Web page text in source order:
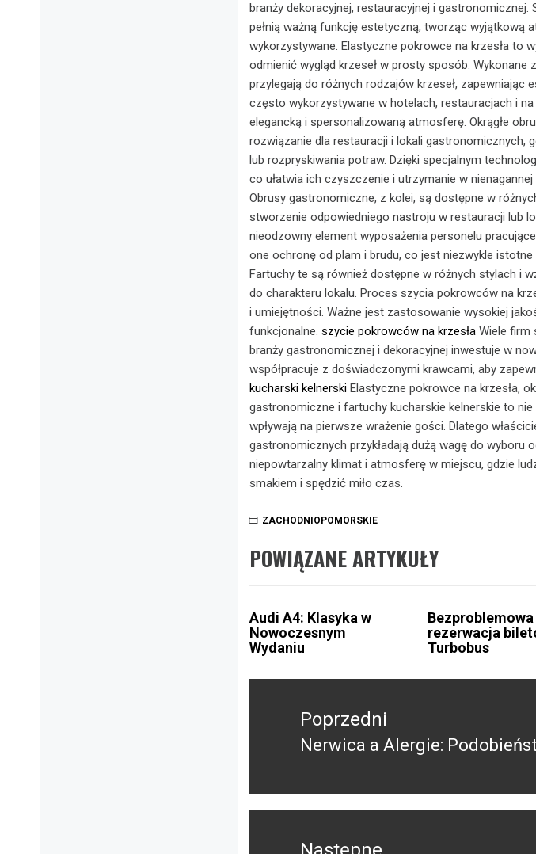
branży dekoracyjnej, restauracyjnej i gastronomicznej.
pełnią ważną funkcję estetyczną, tworząc wyjątkową
wykorzystywane. Elastyczne pokrowce na krzesła to
odmienić wygląd krzeseł w prosty sposób. Wykonane
przylegają do różnych rodzajów krzeseł, zapewniając
często wykorzystywane w hotelach, restauracjach i
elegancką i spersonalizowaną atmosferę. Okrągłe
rozwiązanie dla restauracji i lokali gastronomicznych,
lub rozpryskiwania potraw. Dzięki specjalnym
co ułatwia ich czyszczenie i utrzymanie w
Obrusy gastronomiczne, z kolei, są dostępne w
stworzenie odpowiedniego nastroju w restauracji lub
nieodzowny element wyposażenia personelu
one ochronę od plam i brudu, co jest niezwykle
Fartuchy te są również dostępne w różnych stylach i
do charakteru lokalu. Proces szycia pokrowców na
i umiejętności. Ważne jest zastosowanie wysokiej
funkcjonalne. szycie pokrowców na krzesła Wiele firm
branży gastronomicznej i dekoracyjnej inwestuje w
współpracuje z doświadczonymi krawcami, aby
kucharski kelnerski Elastyczne pokrowce na krzesła,
gastronomiczne i fartuchy kucharskie kelnerskie to
wpływają na pierwsze wrażenie gości. Dlatego
gastronomicznych przykładają dużą wagę do wyboru
niepowtarzalny klimat i atmosferę w miejscu, gdzie
smakiem i spędzić miło czas.
ZACHODNIOPOMORSKIE
POWIĄZANE ARTYKUŁY
Audi A4: Klasyka w
Nowoczesnym
Wydaniu
Bezproblemowa
rezerwacja
Turbobus
Nawigacja
Poprzedni
Poprzedni
Nerwica a Alergie: